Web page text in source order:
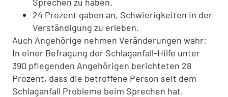
24 Prozent gaben an, Schwierigkeiten in der
Verständigung zu erleben.
Auch Angehörige nehmen Veränderungen wahr:
In einer Befragung der Schlaganfall-Hilfe unter
390 pflegenden Angehörigen berichteten 28
Prozent, dass die betroffene Person seit dem
Schlaganfall Probleme beim Sprechen hat.